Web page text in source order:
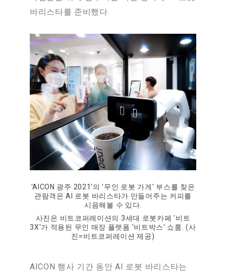
바리스타를 준비했다.
'AICON 광주 2021'의 '무인 로봇 가게' 부스를 찾은
관람객은 AI 로봇 바리스타가 만들어주는 커피를
시음해볼 수 있다.
사진은 비트코퍼레이션의 3세대 로봇카페 '비트
3X'가 적용된 무인 매장 플랫폼 '비트박스' 쇼룸. (사
진=비트코퍼레이션 제공)
AICON 행사 기간 동안 AI 로봇 바리스타는